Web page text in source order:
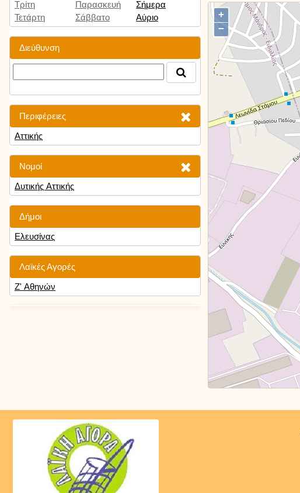
Τρίτη
Τετάρτη
Παρασκευή
Σάββατο
Σήμερα
Αύριο
Διεύθυνση
Περιφέρειες
Αττικής
Νομοί
Δυτικής Αττικής
Δήμοι
Ελευσίνας
Λαϊκές Αγορές
Ζ' Αθηνών
+
−